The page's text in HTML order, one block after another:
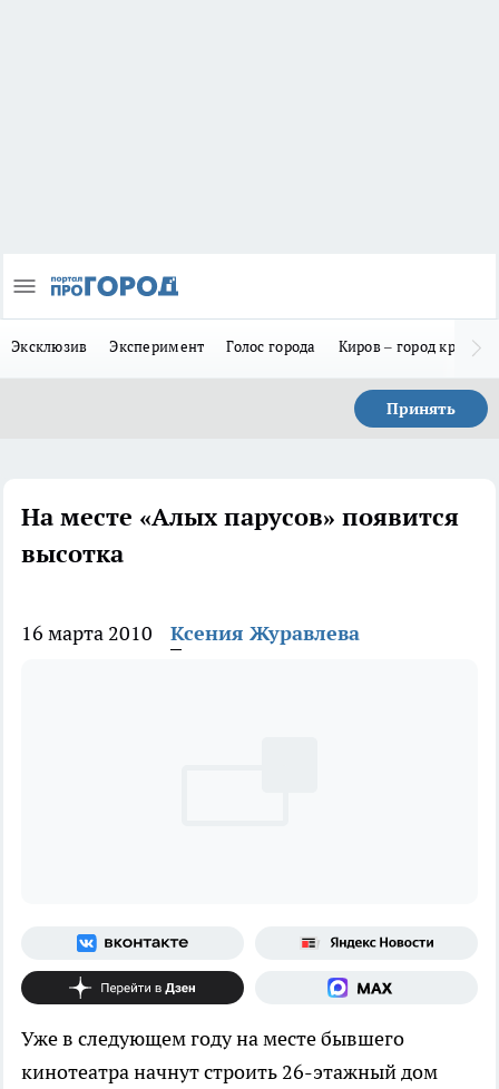
Эксклюзив Эксперимент Голос города Киров – город
Принять
На месте «Алых парусов» появится
высотка
16 марта 2010 Ксения Журавлева
Уже в следующем году на месте бывшего
кинотеатра начнут строить 26-этажный дом